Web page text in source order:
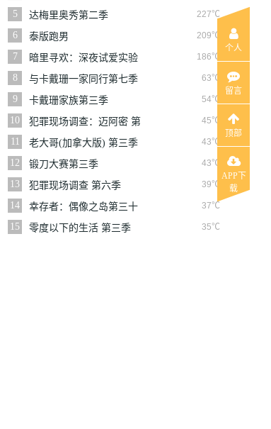
5
227℃
达梅里奥秀第二季
6
209℃
泰版跑男
7
186℃
暗里寻欢：深夜试爱实验
8
63℃
与卡戴珊一家同行第七季
9
54℃
卡戴珊家族第三季
10
45℃
犯罪现场调查：迈阿密 第
六季
11 43℃
老大哥(加拿大版) 第三季
12
43℃
锻刀大赛第三季
13
39℃
犯罪现场调查 第六季
14
37℃
幸存者：偶像之岛第三十
九季
15 35℃
零度以下的生活 第三季
个人
留言
顶部
APP下
载